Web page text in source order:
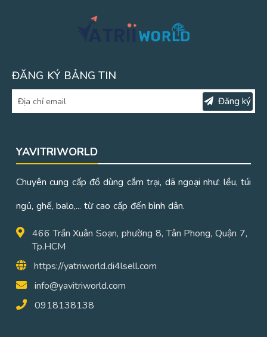
ĐĂNG KÝ BẢNG TIN
Đăng ký
YAVITRIWORLD
Chuyên cung cấp đồ dùng cắm trại, dã ngoại như: lều, túi
ngủ, ghế, balo,... từ cao cấp đến bình dân.
466 Trần Xuân Soạn, phường 8, Tân Phong, Quận 7,
Tp.HCM
https://yatriworld.di4lsell.com
info@yavitriworld.com
0918138138